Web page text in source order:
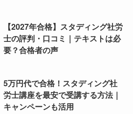
【2027年合格】スタディング社労
士の評判・口コミ｜テキストは必
要？合格者の声
5万円代で合格！スタディング社
労士講座を最安で受講する方法｜
キャンペーンも活用